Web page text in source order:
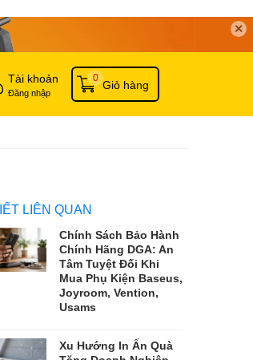
✕
Tài khoản
Đăng nhập
Giỏ hàng
0
LIÊN QUAN
Chính Sách Bảo Hành
Chính Hãng DGA: An
Tâm Tuyệt Đối Khi
Mua Phụ Kiện Baseus,
Joyroom, Vention,
Usams
Xu Hướng In Ấn Quà